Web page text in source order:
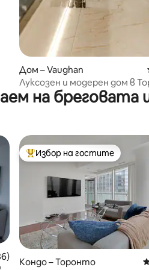
Дом – Vaughan
Луксозен и модерен дом в
паркинг, двор
на бреговата
4,96 от 5, 186 отзива
Най-популярен избор на
Избор на гостите
Кондо – Торонто